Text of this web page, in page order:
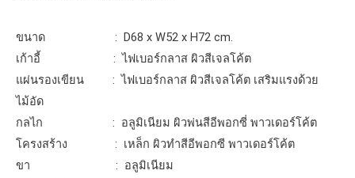
ขนาด : D68 x W52 x H72 cm.
เก้าอี้ :ไฟเบอร์กลาส ผิวสีเจลโค้ต
แผ่นรองเขียน :ไฟเบอร์กลาส ผิวสีเจลโค้ต เสริมแรงด้วย
ไม้อัด
กลไก : อลูมิเนียม ผิวพ่นสีอีพอกซี่ พาวเดอร์โค้ต
โครงสร้าง : เหล็ก ผิวทำสีอีพอกซี พาวเดอร์โค้ต
ขา : อลูมิเนียม